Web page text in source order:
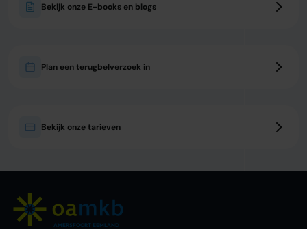
Bekijk onze E-books en blogs
Plan een terugbelverzoek in
Bekijk onze tarieven
AMERSFOORT EEMLAND